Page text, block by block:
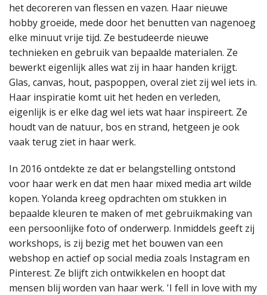
het decoreren van flessen en vazen. Haar nieuwe
hobby groeide, mede door het benutten van nagenoeg
elke minuut vrije tijd. Ze bestudeerde nieuwe
technieken en gebruik van bepaalde materialen. Ze
bewerkt eigenlijk alles wat zij in haar handen krijgt.
Glas, canvas, hout, paspoppen, overal ziet zij wel iets in.
Haar inspiratie komt uit het heden en verleden,
eigenlijk is er elke dag wel iets wat haar inspireert. Ze
houdt van de natuur, bos en strand, hetgeen je ook
vaak terug ziet in haar werk.
In 2016 ontdekte ze dat er belangstelling ontstond
voor haar werk en dat men haar mixed media art wilde
kopen. Yolanda kreeg opdrachten om stukken in
bepaalde kleuren te maken of met gebruikmaking van
een persoonlijke foto of onderwerp. Inmiddels geeft zij
workshops, is zij bezig met het bouwen van een
webshop en actief op social media zoals Instagram en
Pinterest. Ze blijft zich ontwikkelen en hoopt dat
mensen blij worden van haar werk. 'I fell in love with my